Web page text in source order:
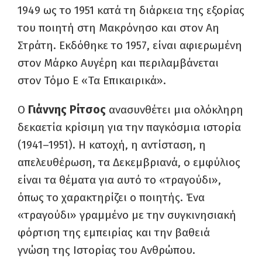
1949 ως το 1951 κατά τη διάρκεια της εξορίας
του ποιητή στη Μακρόνησο και στον Αη
Στράτη. Εκδόθηκε το 1957, είναι αφιερωμένη
στον Μάρκο Αυγέρη και περιλαμβάνεται
στον Τόμο Ε «Τα Επικαιρικά».
Ο Γιάννης Ρίτσος ανασυνθέτει μια ολόκληρη
δεκαετία κρίσιμη για την παγκόσμια ιστορία
(1941–1951). Η κατοχή, η αντίσταση, η
απελευθέρωση, τα Δεκεμβριανά, ο εμφύλιος
είναι τα θέματα για αυτό το «τραγούδι»,
όπως το χαρακτηρίζει ο ποιητής. Ένα
«τραγούδι» γραμμένο με την συγκινησιακή
φόρτιση της εμπειρίας και την βαθειά
γνώση της Ιστορίας του Ανθρώπου.